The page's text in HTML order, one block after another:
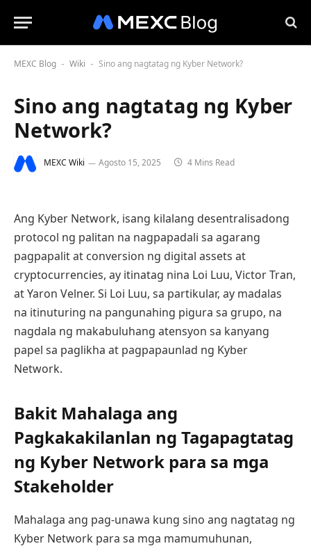
MEXC Blog - Wiki - Sino ang nagtatag ng Kyber Network?
Sino ang nagtatag ng Kyber
Network?
MEXC Wiki Agosto 15, 2025 4 Mins Read
Ang Kyber Network, isang kilalang desentralisadong
protocol ng palitan na nagpapadali sa agarang
pagpapalit at conversion ng digital assets at
cryptocurrencies, ay itinatag nina Loi Luu, Victor Tran,
at Yaron Velner. Si Loi Luu, sa partikular, ay madalas
na itinuturing na pangunahing pigura sa grupo, na
nagdala ng makabuluhang atensyon sa kanyang
papel sa paglikha at pagpapaunlad ng Kyber
Network.
Bakit Mahalaga ang
Pagkakakilanlan ng Tagapagtatag
ng Kyber Network para sa mga
Stakeholder
Mahalaga ang pag-unawa kung sino ang nagtatag ng
Kyber Network para sa mga mamumuhunan,